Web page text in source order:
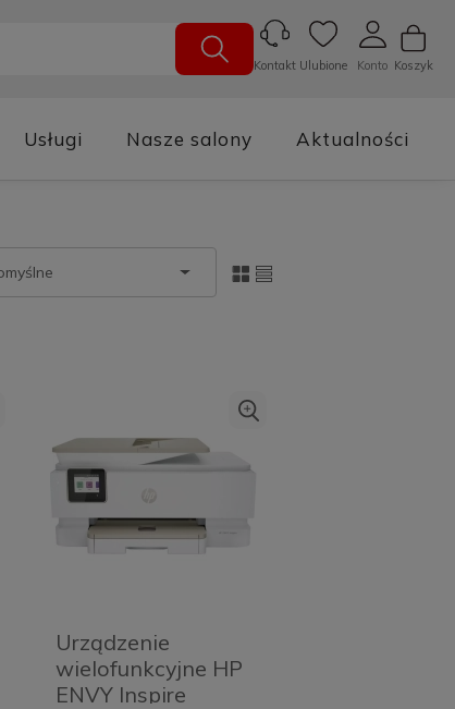
Koszyk
Konto
Ulubione
Kontakt
Usługi Nasze salony Aktualności
Urządzenie
wielofunkcyjne HP
ENVY Inspire